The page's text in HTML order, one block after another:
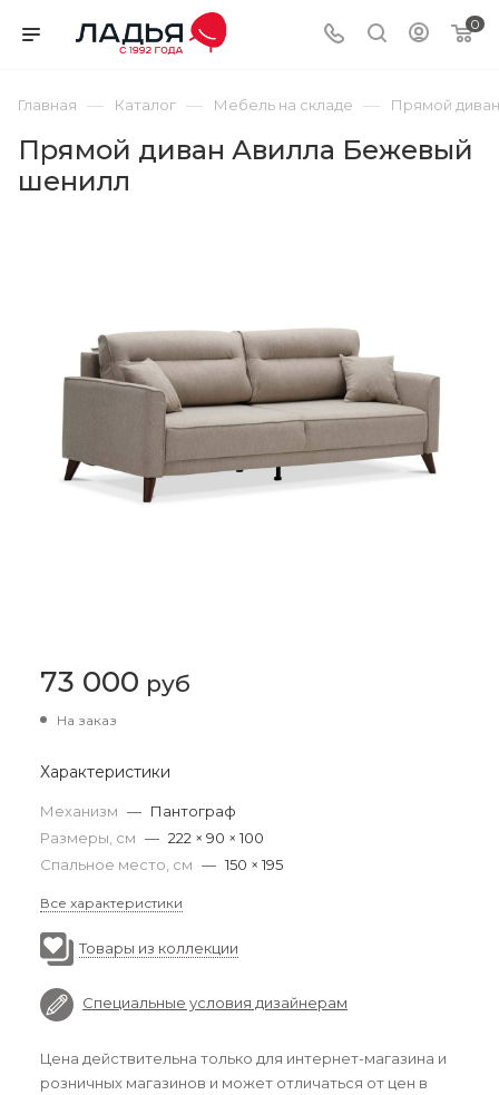
0
Главная — Каталог — Мебель на складе — Прямой
Прямой диван Авилла Бежевый
шенилл
73 000 руб
На заказ
Характеристики
Механизм — Пантограф
Размеры, см — 222 × 90 × 100
Спальное место, см — 150 × 195
Все характеристики
Товары из коллекции
Специальные условия дизайнерам
Цена действительна только для интернет-магазина и
розничных магазинов и может отличаться от цен в